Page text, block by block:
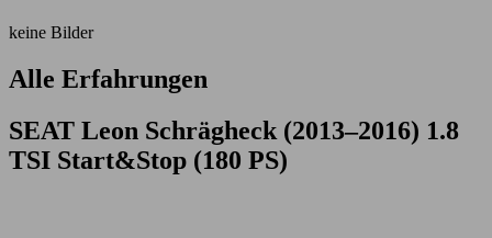
keine Bilder
Alle Erfahrungen
SEAT Leon Schrägheck (2013–2016) 1.8
TSI Start&Stop (180 PS)